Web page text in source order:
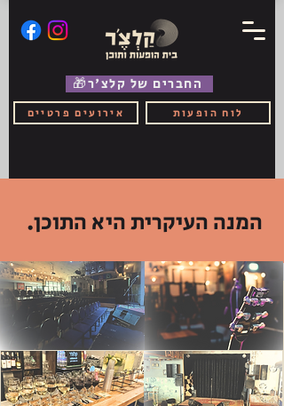
אירועים פרטיים לוח הופעות
🎁החברים של קלצ'ר
המנה העיקרית היא התוכן.